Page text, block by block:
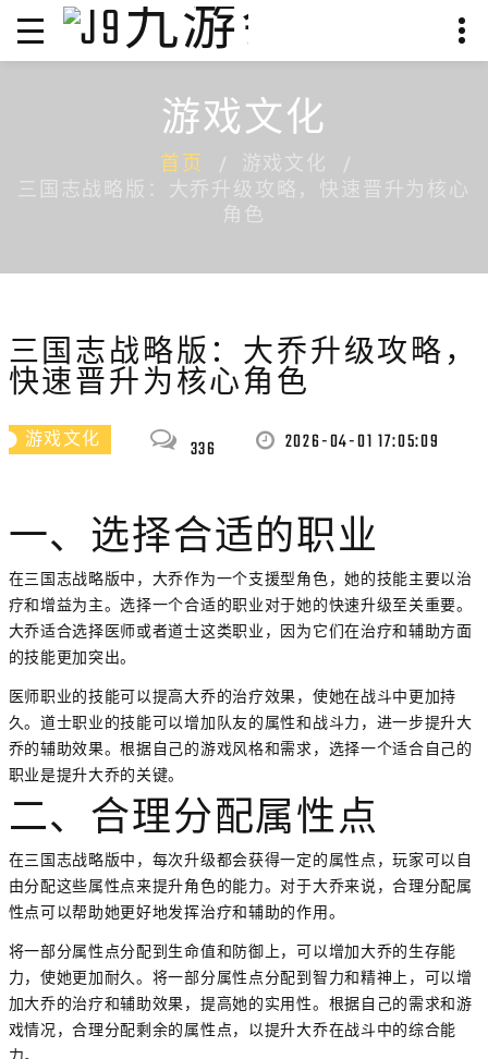
游戏文化
首页
游戏文化
三国志战略版：大乔升级攻略，快速晋升为核心
角色
三国志战略版：大乔升级攻略，
快速晋升为核心角色
游戏文化 336 2026-04-01 17:05:09
一、选择合适的职业
在三国志战略版中，大乔作为一个支援型角色，她的技能主要以治
疗和增益为主。选择一个合适的职业对于她的快速升级至关重要。
大乔适合选择医师或者道士这类职业，因为它们在治疗和辅助方面
的技能更加突出。
医师职业的技能可以提高大乔的治疗效果，使她在战斗中更加持
久。道士职业的技能可以增加队友的属性和战斗力，进一步提升大
乔的辅助效果。根据自己的游戏风格和需求，选择一个适合自己的
职业是提升大乔的关键。
二、合理分配属性点
在三国志战略版中，每次升级都会获得一定的属性点，玩家可以自
由分配这些属性点来提升角色的能力。对于大乔来说，合理分配属
性点可以帮助她更好地发挥治疗和辅助的作用。
将一部分属性点分配到生命值和防御上，可以增加大乔的生存能
力，使她更加耐久。将一部分属性点分配到智力和精神上，可以增
加大乔的治疗和辅助效果，提高她的实用性。根据自己的需求和游
戏情况，合理分配剩余的属性点，以提升大乔在战斗中的综合能